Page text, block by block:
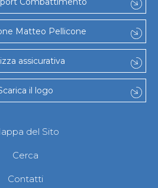
Matteo Pellicone
assicurativa
il logo
del Sito
Cerca
Contatti